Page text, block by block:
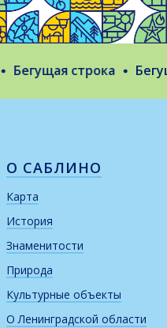
Бегущая строка
О САБЛИНО
Карта
История
Знаменитости
Природа
Культурные объекты
О Ленинградской области